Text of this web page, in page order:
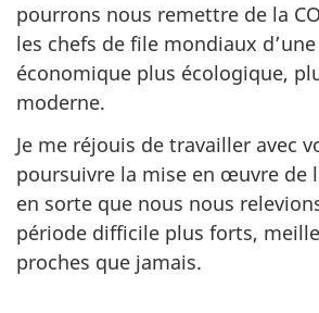
pourrons nous remettre de la
les chefs de file mondiaux
économique plus écologique,
moderne.
Je me réjouis de travailler avec
poursuivre la mise en œuvre de
en sorte que nous nous
période difficile plus forts,
proches que jamais.